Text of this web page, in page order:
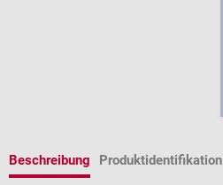
Beschreibung Produktidentifikation